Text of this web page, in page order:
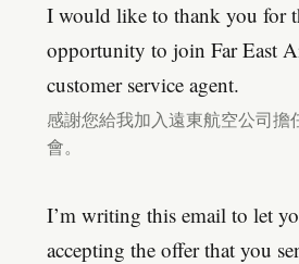
I would like to thank you for
opportunity to join Far East
customer service agent.
感謝您給我加入遠東航空公司擔
會。
I’m writing this email to let
accepting the offer that you